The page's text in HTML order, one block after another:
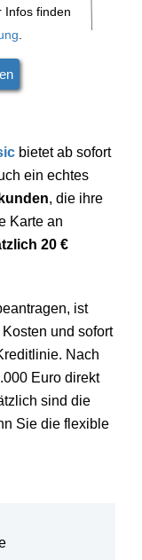
Infos finden
bietet ab sofort
ein echtes
, die ihre
Karte an
20 €
ist
und sofort
Nach
Euro direkt
sind die
Sie die flexible